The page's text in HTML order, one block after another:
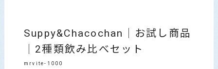
Suppy&Chacochan｜お試し商品
｜2種類飲み比べセット
mrvite-1000